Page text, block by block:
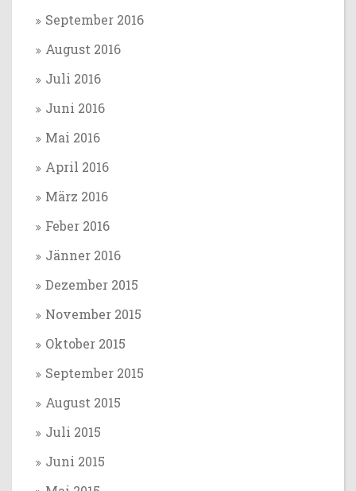
September 2016
August 2016
Juli 2016
Juni 2016
Mai 2016
April 2016
März 2016
Feber 2016
Jänner 2016
Dezember 2015
November 2015
Oktober 2015
September 2015
August 2015
Juli 2015
Juni 2015